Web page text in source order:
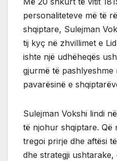
personaliteteve më të
shqiptare, Sulejman
tij kyç në zhvillimet e
ishte një udhëheqës
gjurmë të
pavarësinë e
Sulejman Vokshi lindi
të njohur shqiptare. Që
tregoi prirje dhe aftësi
dhe strategji ushtarake,